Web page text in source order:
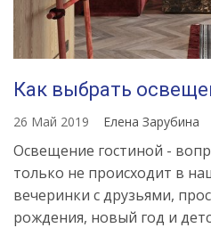
Как выбрать
26 Май 2019 Елена Зарубина
Освещение гостиной -
только не происходит в
вечеринки с друзьями,
рождения, новый год и